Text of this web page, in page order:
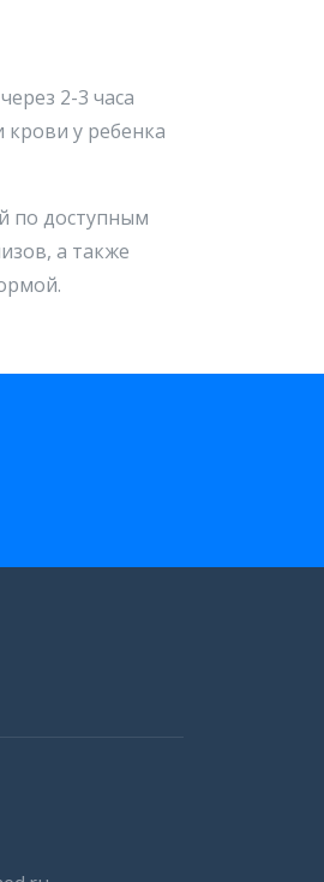
2-3 часа
крови у ребенка
по доступным
а также